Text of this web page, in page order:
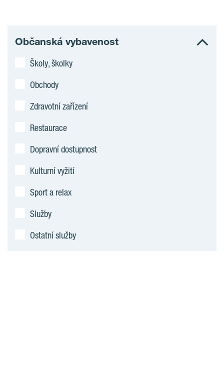
Občanská vybavenost
Školy, školky
Obchody
Zdravotní zařízení
Restaurace
Dopravní dostupnost
Kulturní vyžití
Sport a relax
Služby
Ostatní služby